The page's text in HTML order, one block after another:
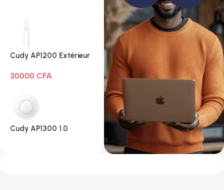
Cudy AP1200 Extérieur
30000 CFA
Cudy AP1300 1.0